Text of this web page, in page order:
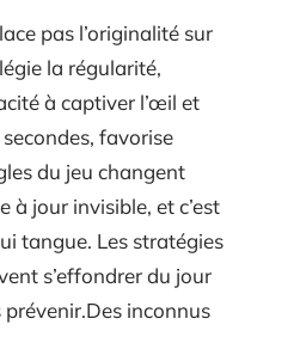
pas l’originalité sur
la régularité,
à captiver l’œil et
favorise
du jeu changent
à jour invisible, et c’est
tangue. Les stratégies
s’effondrer du jour
inconnus